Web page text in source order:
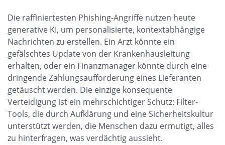
Die raffiniertesten Phishing-Angriffe nutzen heute
generative KI, um personalisierte, kontextabhängige
Nachrichten zu erstellen. Ein Arzt könnte ein
gefälschtes Update von der Krankenhausleitung
erhalten, oder ein Finanzmanager könnte durch eine
dringende Zahlungsaufforderung eines Lieferanten
getäuscht werden. Die einzige konsequente
Verteidigung ist ein mehrschichtiger Schutz: Filter-
Tools, die durch Aufklärung und eine Sicherheitskultur
unterstützt werden, die Menschen dazu ermutigt, alles
zu hinterfragen, was verdächtig aussieht.